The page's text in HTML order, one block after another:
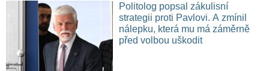
Politolog popsal zákulisní
strategii proti Pavlovi. A zmínil
nálepku, která mu má záměrně
před volbou uškodit